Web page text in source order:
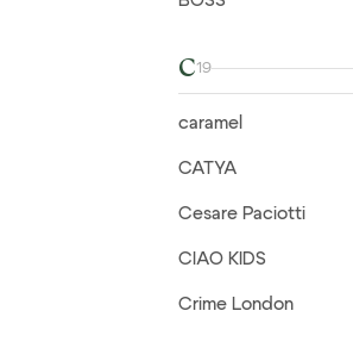
C19
caramel
CATYA
Cesare Paciotti
CIAO KIDS
Crime London